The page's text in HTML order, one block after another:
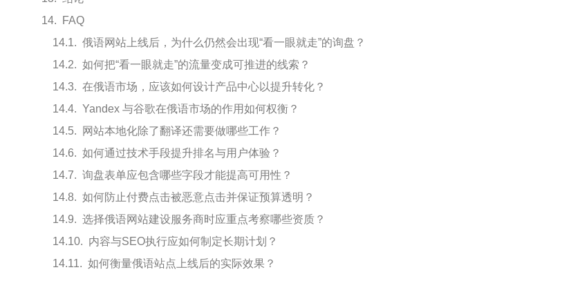
FAQ
俄语网站上线后，为什么仍然会出现“看一眼就走”的询盘？
如何把“看一眼就走”的流量变成可推进的线索？
在俄语市场，应该如何设计产品中心以提升转化？
Yandex 与谷歌在俄语市场的作用如何权衡？
网站本地化除了翻译还需要做哪些工作？
如何通过技术手段提升排名与用户体验？
询盘表单应包含哪些字段才能提高可用性？
如何防止付费点击被恶意点击并保证预算透明？
选择俄语网站建设服务商时应重点考察哪些资质？
内容与SEO执行应如何制定长期计划？
如何衡量俄语站点上线后的实际效果？